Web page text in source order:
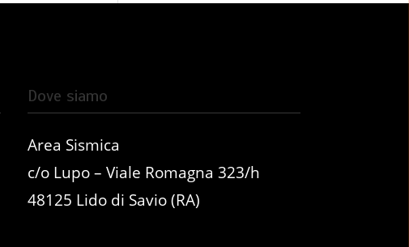
Dove siamo
Area Sismica
c/o Lupo – Viale Romagna 323/h
48125 Lido di Savio (RA)